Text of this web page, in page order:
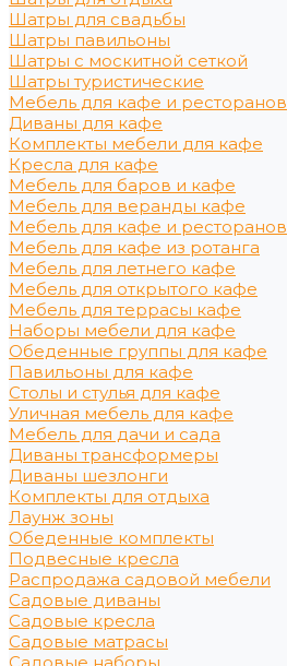
Шатры для свадьбы
Шатры павильоны
Шатры с москитной сеткой
Шатры туристические
Мебель для кафе и ресторанов
Диваны для кафе
Комплекты мебели для кафе
Кресла для кафе
Мебель для баров и кафе
Мебель для веранды кафе
Мебель для кафе и ресторанов
Мебель для кафе из ротанга
Мебель для летнего кафе
Мебель для открытого кафе
Мебель для террасы кафе
Наборы мебели для кафе
Обеденные группы для кафе
Павильоны для кафе
Столы и стулья для кафе
Уличная мебель для кафе
Мебель для дачи и сада
Диваны трансформеры
Диваны шезлонги
Комплекты для отдыха
Лаунж зоны
Обеденные комплекты
Подвесные кресла
Распродажа садовой мебели
Садовые диваны
Садовые кресла
Садовые матрасы